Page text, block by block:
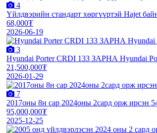
4
Үйлдвэрийн стандарт хөргүүртэй Hajet
68,000₮
2026-06-19
3
Hyundai Porter CRDI 133 ЗАРНА Hyundai
21,500,000₮
2026-01-29
7
2017оны 8н сар 2024оны 2сард орж ирсэн
95,000,000₮
2025-12-25